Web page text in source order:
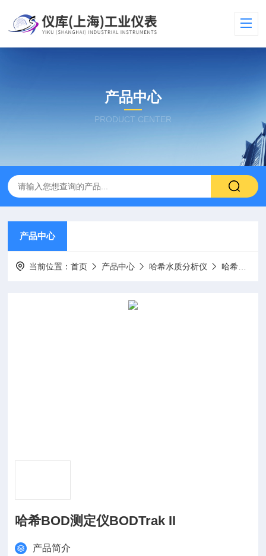
产品中心
PRODUCT CENTER
产品中心
当前位置：首页 产品中心 哈希水质分析仪 哈希BOD测定仪
哈希BOD测定仪BODTrak II
产品简介